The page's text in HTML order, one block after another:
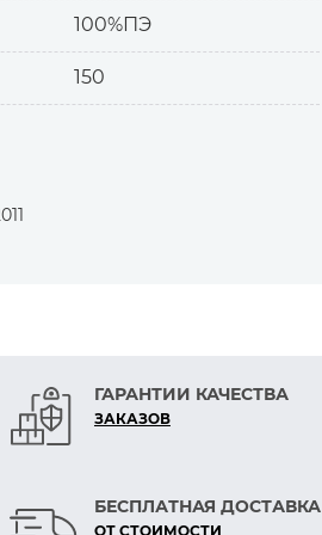
18-4537 18-0615
100%ПЭ
150
ГАРАНТИИ КАЧЕСТВА
ЗАКАЗОВ
БЕСПЛАТНАЯ ДОСТАВКА
ОТ СТОИМОСТИ